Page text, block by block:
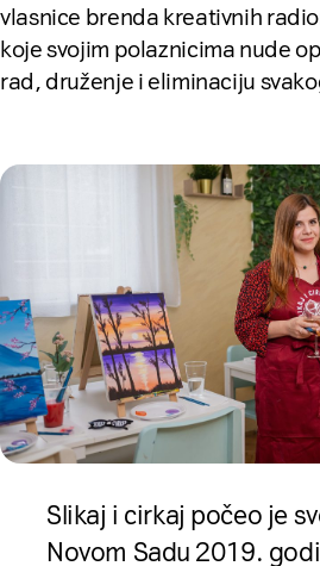
vlasnice brenda kreativnih
koje svojim polaznicima nude
rad, druženje i eliminaciju
Slikaj i cirkaj počeo je
Novom Sadu 2019.